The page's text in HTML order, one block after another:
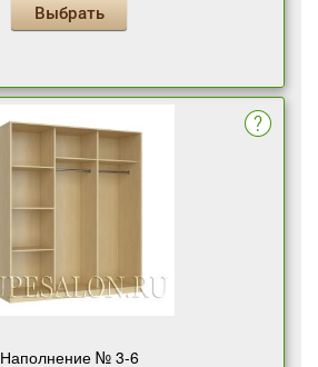
Выбрать
Наполнение № 3-6